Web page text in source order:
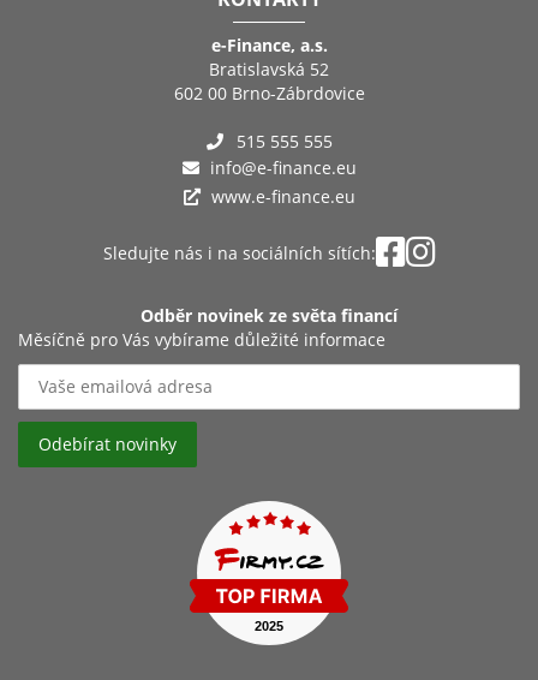
e-Finance, a.s.
Bratislavská 52
602 00 Brno-Zábrdovice
515 555 555
info@e-finance.eu
www.e-finance.eu
Sledujte nás i na sociálních sítích:
Odběr novinek ze světa financí
Měsíčně pro Vás vybírame důležité informace